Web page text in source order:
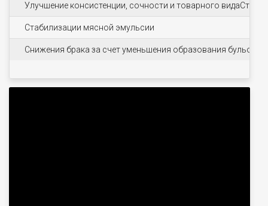
Улучшение консистенции, сочности и товарного
Стабилизации мясной эмульсии
Снижения брака за счет уменьшения образования